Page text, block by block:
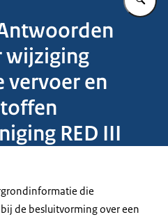
wijziging
vervoer en
RED III
die
de besluitvorming over een